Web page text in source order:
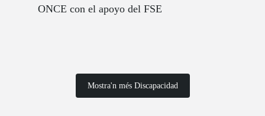
ONCE con el apoyo del FSE
Mostra'n més Discapacidad